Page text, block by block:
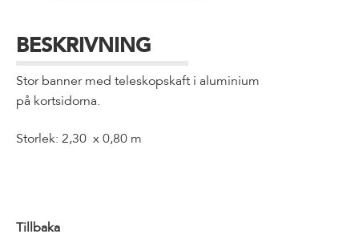
BESKRIVNING
Stor banner med teleskopskaft i aluminium
på kortsidorna.
Storlek: 2,30 x 0,80 m
Tillbaka